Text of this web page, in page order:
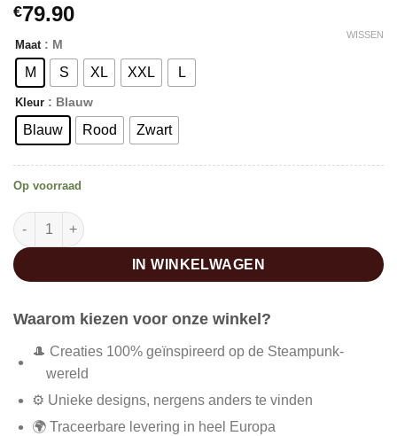
€79.90
Maat : M
M S XL XXL L
Kleur : Blauw
Blauw Rood Zwart
WISSEN
Op voorraad
Lange gothic steampunk jas aantal
IN WINKELWAGEN
Waarom kiezen voor onze winkel?
🎩 Creaties 100% geïnspireerd op de Steampunk-
wereld
⚙️ Unieke designs, nergens anders te vinden
🌍 Traceerbare levering in heel Europa